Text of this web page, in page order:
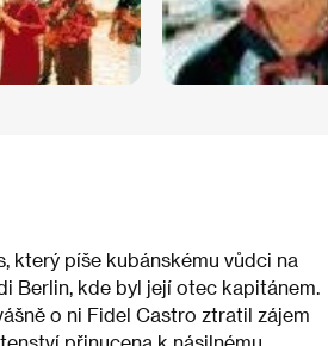
který píše kubánskému vůdci na
Berlin, kde byl její otec kapitánem.
o ni Fidel Castro ztratil zájem